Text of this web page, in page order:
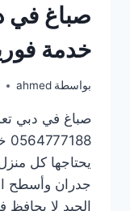
خدمة
بواسطة ahmed
صباغ في دبي
يحتاجها كل
جدران وأسطح
الجيد لا